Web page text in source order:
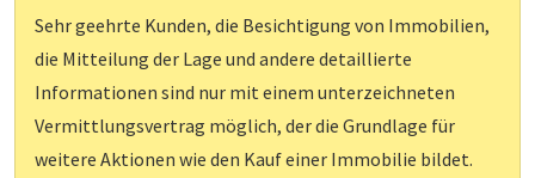
Sehr geehrte Kunden, die Besichtigung von Immobilien,
die Mitteilung der Lage und andere detaillierte
Informationen sind nur mit einem unterzeichneten
Vermittlungsvertrag möglich, der die Grundlage für
weitere Aktionen wie den Kauf einer Immobilie bildet.